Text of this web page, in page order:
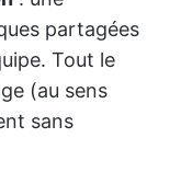
partagées
Tout le
(au sens
sans